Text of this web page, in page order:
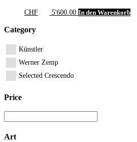
CHF 5'600.00 In den Warenkorb
Category
Künstler
Werner Zemp
Selected Crescendo
Price
Art